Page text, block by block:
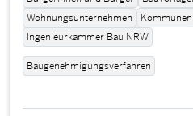
Wohnungsunternehmen
Kommunen
Ingenieurkammer Bau NRW
Baugenehmigungsverfahren